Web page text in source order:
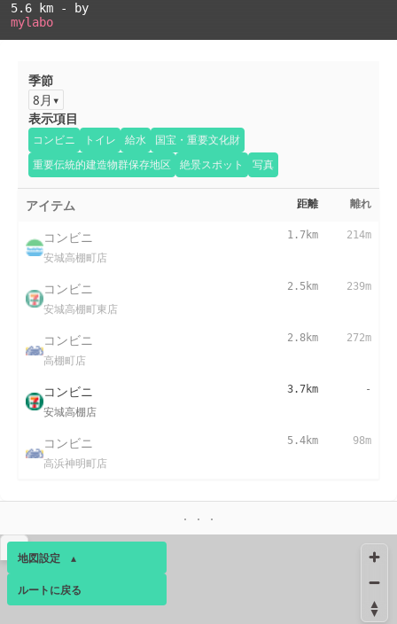
5.6 km - by
mylabo
季節
8月
表示項目
コンビニ トイレ 給水
国宝・重要文化財
重要伝統的建造物群保存地区
絶景スポット 写真
アイテム 距離 離れ
コンビニ
安城高棚町店
1.7km 214m
コンビニ
安城高棚町東店
2.5km 239m
コンビニ
高棚町店
2.8km 272m
コンビニ
安城高棚店
3.7km -
コンビニ
高浜神明町店
5.4km 98m
地図設定 ▴
ベース ▴
ルートに戻る